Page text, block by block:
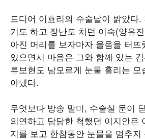
드디어 이효리의 수술날이 밝았다
기도 하고 장난도 치던 이숙(양유
아진 머리를 보자마자 울음을 터뜨
있으면서 마음은 그와 함께 있는
류보현도 남모르게 눈물 흘리는
아냈다.
무엇보다 방송 말미, 수술실 문이
의연하고 담담한 척했던 이지안은
지를 보고 한참동안 눈물을 멈추